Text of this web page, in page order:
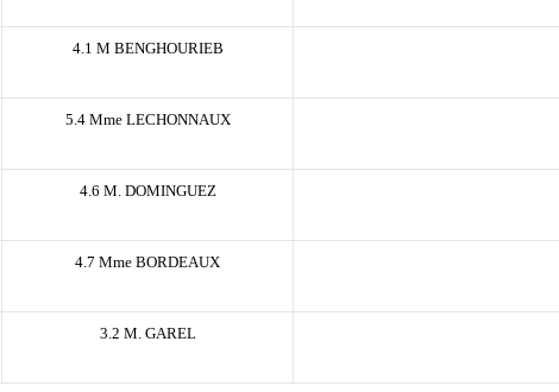
4.1 M BENGHOURIEB
5.4 Mme LECHONNAUX
4.6 M. DOMINGUEZ
4.7 Mme BORDEAUX
3.2 M. GAREL